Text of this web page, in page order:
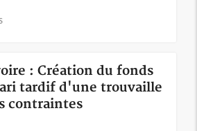
: Création du fonds
tardif d'une trouvaille
contraintes